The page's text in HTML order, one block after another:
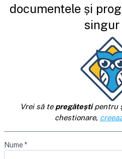
documentele și
singur
Vrei să te pregăteștipentru
chestionare,
Nume *